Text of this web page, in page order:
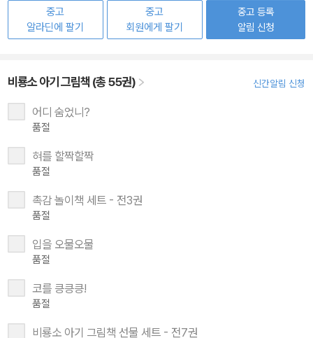
중고
알라딘에 팔기
중고
회원에게 팔기
중고 등록
알림 신청
비룡소 아기 그림책 (총 55권) 신간알림 신청
어디 숨었니?
품절
혀를 할짝할짝
품절
촉감 놀이책 세트 - 전3권
품절
입을 오물오물
품절
코를 킁킁킁!
품절
비룡소 아기 그림책 선물 세트 - 전7권